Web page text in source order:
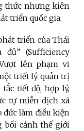
thức nhưng kiên
triển quốc gia.
triển của Thái
(Sufficiency
lên phạm vi
triết lý quản trị
tiết độ, hợp lý,
tự miễn dịch xã
đức làm điều kiện
bối cảnh thế giới